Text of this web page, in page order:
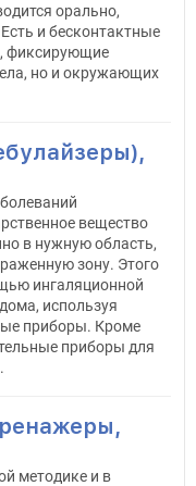
орально,
и бесконтактные
фиксирующие
но и окружающих
вещество
в нужную область,
зону. Этого
ингаляционной
используя
приборы. Кроме
приборы для
методике и в